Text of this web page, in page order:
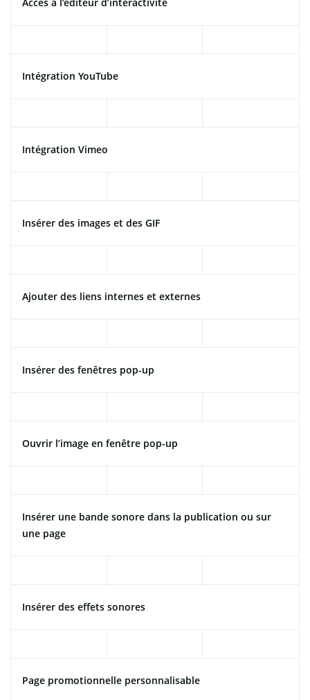
Intégration YouTube
Intégration Vimeo
Insérer des images et des GIF
Ajouter des liens internes et externes
Insérer des fenêtres pop-up
Ouvrir l’image en fenêtre pop-up
Insérer une bande sonore dans la publication ou sur
une page
Insérer des effets sonores
Page promotionnelle personnalisable